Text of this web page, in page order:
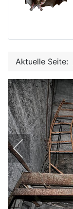
Aktuelle Seite: